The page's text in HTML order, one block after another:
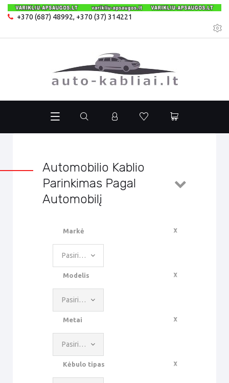
+370 (687) 48992, +370 (37) 314221
Automobilio Kablio
Parinkimas Pagal
Automobilį
Markė
Pasirinkite reikšmę
Modelis
Pasirinkite reikšmę
Metai
Pasirinkite reikšmę
Kėbulo tipas